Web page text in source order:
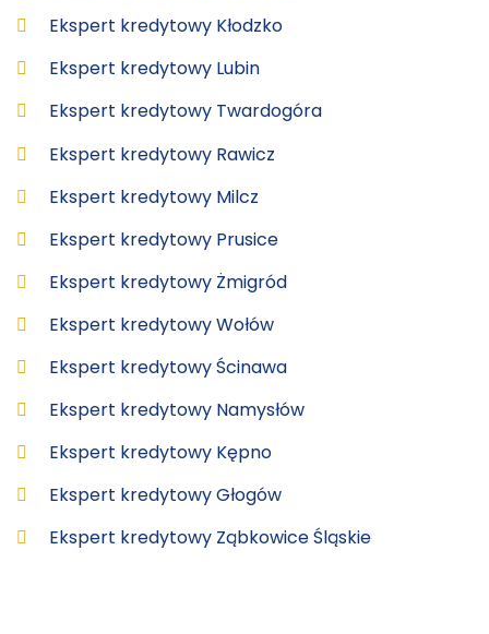
Ekspert kredytowy Kłodzko
Ekspert kredytowy Lubin
Ekspert kredytowy Twardogóra
Ekspert kredytowy Rawicz
Ekspert kredytowy Milcz
Ekspert kredytowy Prusice
Ekspert kredytowy Żmigród
Ekspert kredytowy Wołów
Ekspert kredytowy Ścinawa
Ekspert kredytowy Namysłów
Ekspert kredytowy Kępno
Ekspert kredytowy Głogów
Ekspert kredytowy Ząbkowice Śląskie